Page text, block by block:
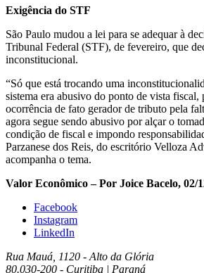
Exigência do STF
São Paulo mudou a lei para se adequar à
Tribunal Federal (STF), de fevereiro, que
inconstitucional.
“Só que está trocando uma
sistema era abusivo do ponto de vista fiscal,
ocorrência de fato gerador de tributo pela
agora segue sendo abusivo por alçar o
condição de fiscal e impondo
Parzanese dos Reis, do escritório Velloza
acompanha o tema.
Valor Econômico – Por Joice Bacelo, 02/
Facebook
Instagram
LinkedIn
Rua Mauá, 1120 - Alto da Glória
80.030-200 - Curitiba | Paraná